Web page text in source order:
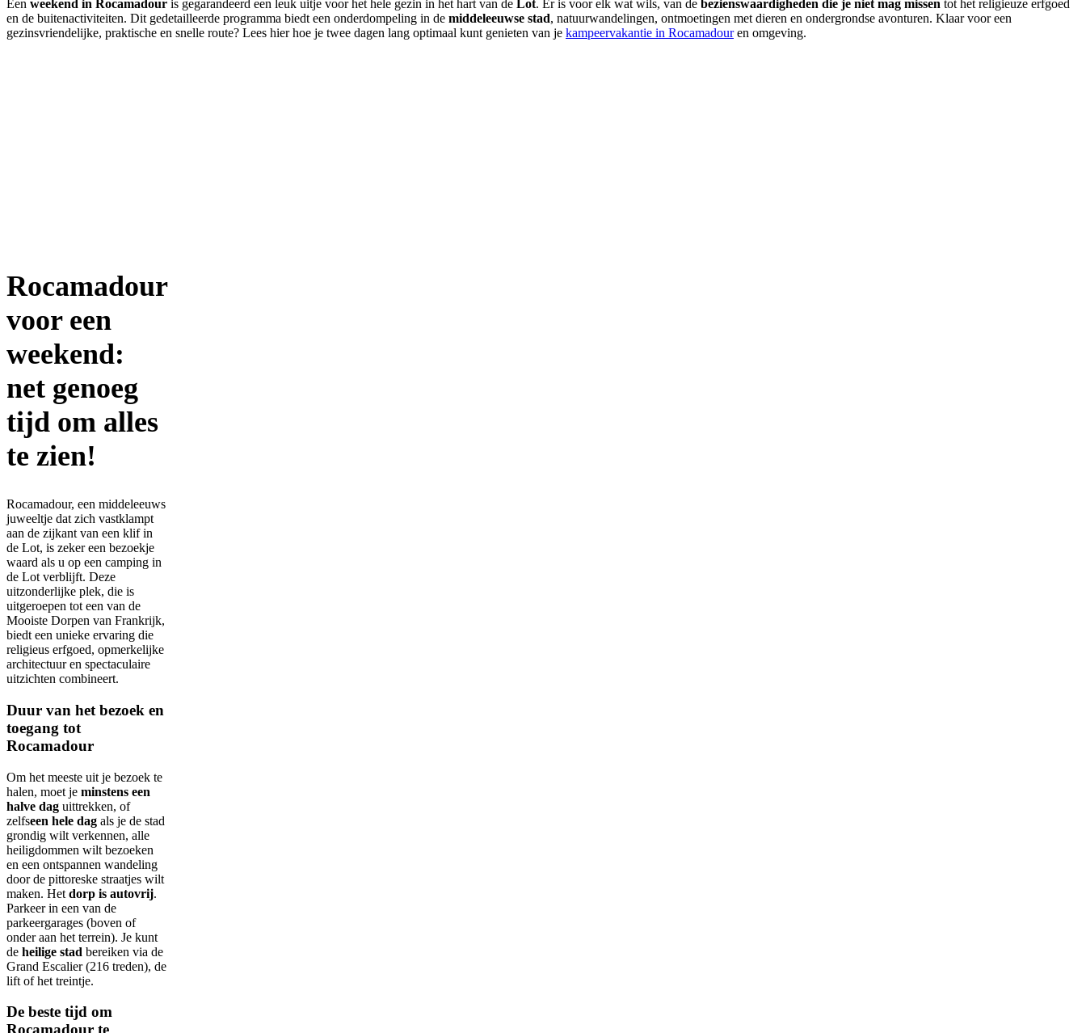
Een weekend in Rocamadour is gegarandeerd een leuk uitje voor het hele gezin in het hart van de Lot. Er is voor elk wat wils, van de bezienswaardigheden die je niet mag missen tot het religieuze erfgoed
en de buitenactiviteiten. Dit gedetailleerde programma biedt een onderdompeling in de middeleeuwse stad, natuurwandelingen, ontmoetingen met dieren en ondergrondse avonturen. Klaar voor een
gezinsvriendelijke, praktische en snelle route? Lees hier hoe je twee dagen lang optimaal kunt genieten van je kampeervakantie in Rocamadouren omgeving.
Rocamadour
voor een
weekend:
net genoeg
tijd om alles
te zien!
Rocamadour, een middeleeuws
juweeltje dat zich vastklampt
aan de zijkant van een klif in
de Lot, is zeker een bezoekje
waard als u op een camping in
de Lot verblijft. Deze
uitzonderlijke plek, die is
uitgeroepen tot een van de
Mooiste Dorpen van Frankrijk,
biedt een unieke ervaring die
religieus erfgoed, opmerkelijke
architectuur en spectaculaire
uitzichten combineert.
Duur van het bezoek en
toegang tot
Rocamadour
Om het meeste uit je bezoek te
halen, moet je minstens een
halve dag uittrekken, of
zelfseen hele dag als je de stad
grondig wilt verkennen, alle
heiligdommen wilt bezoeken
en een ontspannen wandeling
door de pittoreske straatjes wilt
maken. Het dorp is autovrij.
Parkeer in een van de
parkeergarages (boven of
onder aan het terrein). Je kunt
de heilige stad bereiken via de
Grand Escalier (216 treden), de
lift of het treintje.
De beste tijd om